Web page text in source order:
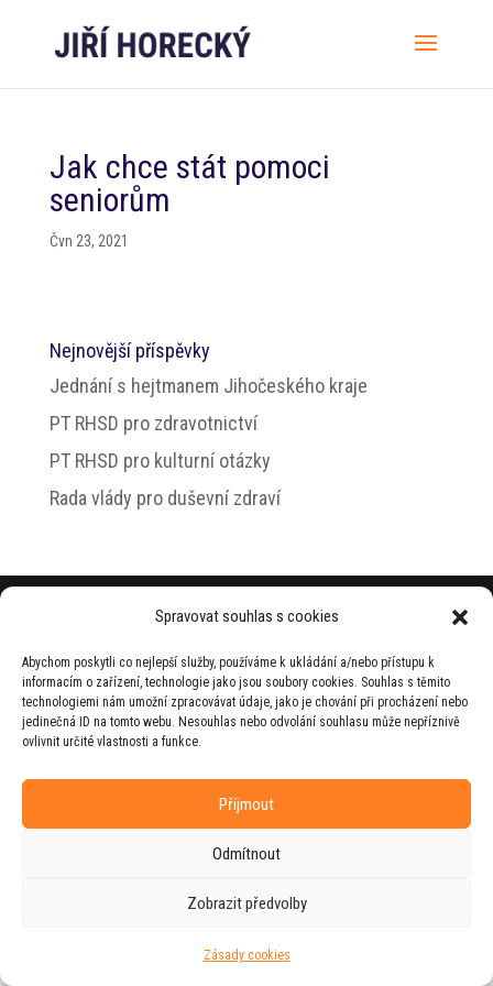
Spravovat souhlas s cookies
Abychom poskytli co nejlepší služby, používáme k ukládání a/nebo přístupu k
informacím o zařízení, technologie jako jsou soubory cookies. Souhlas s těmito
technologiemi nám umožní zpracovávat údaje, jako je chování při procházení nebo
jedinečná ID na tomto webu. Nesouhlas nebo odvolání souhlasu může nepříznivě
ovlivnit určité vlastnosti a funkce.
Příjmout
Odmítnout
Zobrazit předvolby
Zásady cookies
Jak chce stát pomoci
seniorům
Čvn 23, 2021
Nejnovější příspěvky
Jednání s hejtmanem Jihočeského kraje
PT RHSD pro zdravotnictví
PT RHSD pro kulturní otázky
Rada vlády pro duševní zdraví
© 2026 Jiří Horecký – Osobní stránky Jiřího
Web vytvořila firmaRUDIve spolupráci s
agenturouZEST BRAND.